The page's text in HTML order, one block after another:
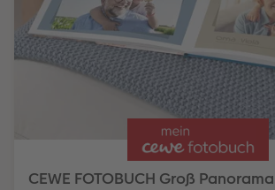
Gestaltungsideen
Anleitungen & Hilfe
Inspiration
Neuheiten
Extras
Mehrteiler
im Wunschformat
Neuheiten
Extras
Einzelkarten
Digitale Grußkarte
CEWE myPhotos
Neuheiten
CEWE Geschenkgutschein
CEWE myPhotos
Neuheiten
CEWE FOTOBUCH Groß Panorama